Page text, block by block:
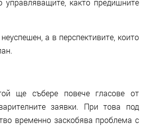
както предишните
а в перспективите, които
ще събере повече гласове от
заявки. При това под
временно заскобява проблема с